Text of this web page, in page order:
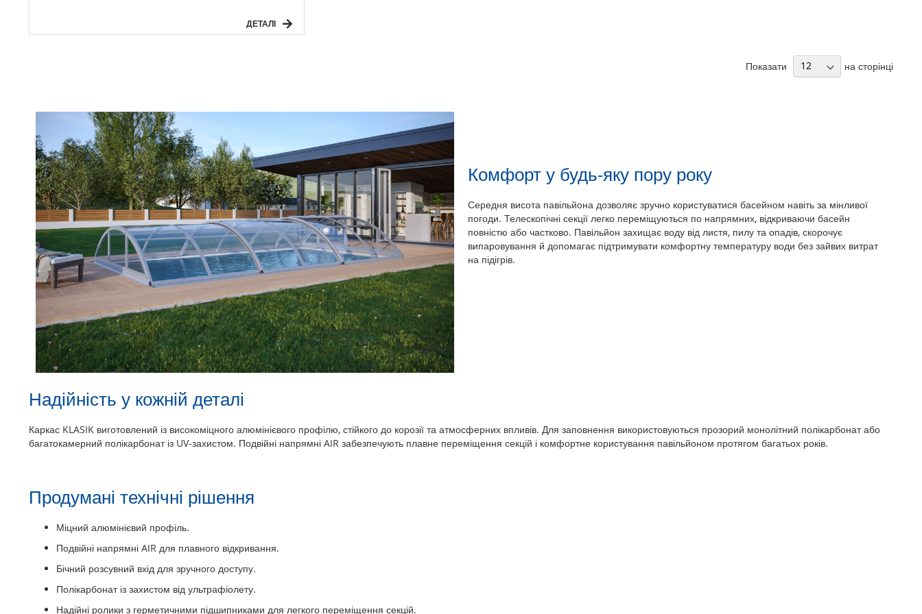
ДЕТАЛІ
Показати на сторінці
Комфорт у будь-яку пору року
Середня висота павільйона дозволяє зручно користуватися басейном навіть за мінливої
погоди. Телескопічні секції легко переміщуються по напрямних, відкриваючи басейн
повністю або частково. Павільйон захищає воду від листя, пилу та опадів, скорочує
випаровування й допомагає підтримувати комфортну температуру води без зайвих витрат
на підігрів.
Надійність у кожній деталі
Каркас KLASIK виготовлений із високоміцного алюмінієвого профілю, стійкого до корозії та атмосферних впливів. Для заповнення використовуються прозорий монолітний полікарбонат або
багатокамерний полікарбонат із UV-захистом. Подвійні напрямні AIR забезпечують плавне переміщення секцій і комфортне користування павільйоном протягом багатьох років.
Продумані технічні рішення
Міцний алюмінієвий профіль.
Подвійні напрямні AIR для плавного відкривання.
Бічний розсувний вхід для зручного доступу.
Полікарбонат із захистом від ультрафіолету.
Надійні ролики з герметичними підшипниками для легкого переміщення секцій.